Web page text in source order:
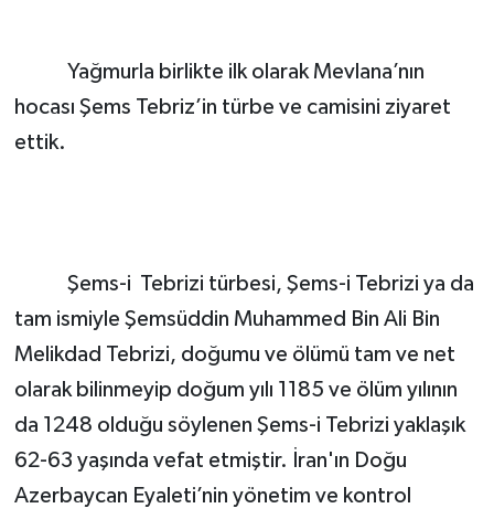
Yağmurla birlikte ilk olarak Mevlana’nın
hocası Şems Tebriz’in türbe ve camisini ziyaret
ettik.
Şems-i Tebrizi türbesi, Şems-i Tebrizi ya da
tam ismiyle Şemsüddin Muhammed Bin Ali Bin
Melikdad Tebrizi, doğumu ve ölümü tam ve net
olarak bilinmeyip doğum yılı 1185 ve ölüm yılının
da 1248 olduğu söylenen Şems-i Tebrizi yaklaşık
62-63 yaşında vefat etmiştir. İran'ın Doğu
Azerbaycan Eyaleti’nin yönetim ve kontrol